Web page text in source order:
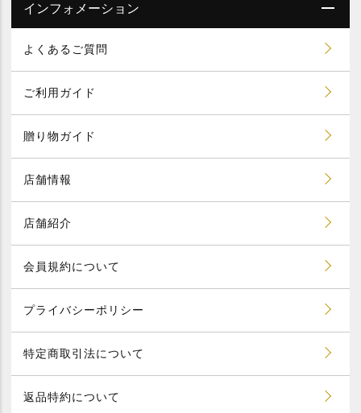
インフォメーション
よくあるご質問
ご利用ガイド
贈り物ガイド
店舗情報
店舗紹介
会員規約について
プライバシーポリシー
特定商取引法について
返品特約について